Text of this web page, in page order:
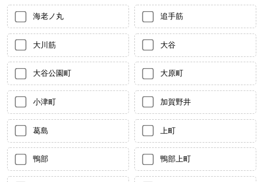
海老ノ丸 追手筋
大川筋 大谷
大谷公園町 大原町
小津町 加賀野井
葛島 上町
鴨部 鴨部上町